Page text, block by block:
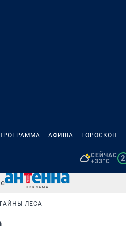
АФИША ГОРОСКОП
СЕЙЧАС
+33°C
2
ЛЕСА